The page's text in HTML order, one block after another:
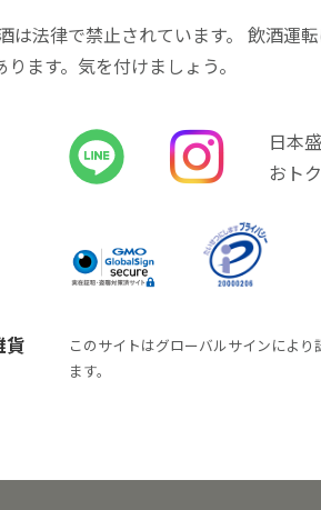
法律で禁止されています。 飲酒運転
ます。気を付けましょう。
貨
日本
おト
このサイトはグローバルサインによ
ます。